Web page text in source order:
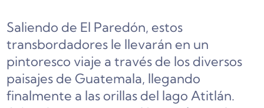
Saliendo de El Paredón, estos
transbordadores le llevarán en un
pintoresco viaje a través de los diversos
paisajes de Guatemala, llegando
finalmente a las orillas del lago Atitlán.